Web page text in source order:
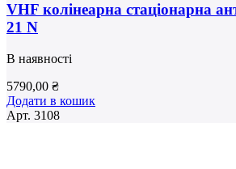
VHF колінеарна стаціонарна
21 N
В наявності
5790,00 ₴
Додати в кошик
Арт. 3108